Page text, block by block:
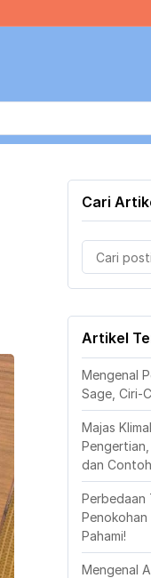
Cari
Artikel
Mengenal
Sage, Ciri-
Majas
Pengertian,
dan Contoh
Perbedaan
Penokohan
Pahami!
Mengenal